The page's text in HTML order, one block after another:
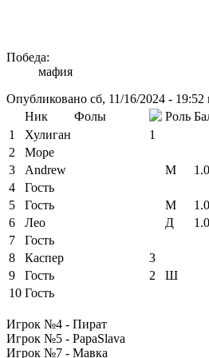
Победа:
мафия
Опубликовано сб, 11/16/2024 - 19:52
Ник
Фолы Роль
1
Хулиган
1
2
Море
3
Andrew М
4
Гость
5
Гость М
6
Лео Д
7
Гость
8
Каспер
3
9
Гость 2
Ш
10 Гость
Игрок №4 - Пират
Игрок №5 - PapaSlava
Игрок №7 - Мавка